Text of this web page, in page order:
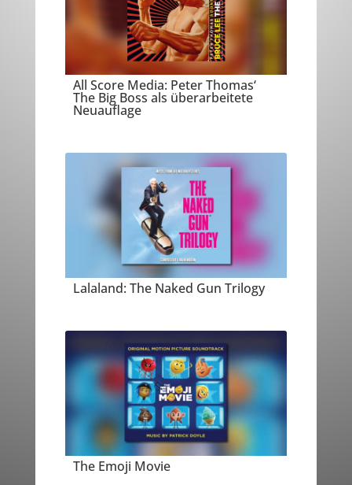
All Score Media: Peter Thomas‘
The Big Boss als überarbeitete
Neuauflage
Lalaland: The Naked Gun Trilogy
The Emoji Movie